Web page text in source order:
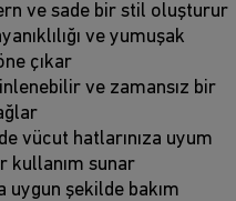
ve sade bir stil oluşturur
ve yumuşak
çıkar
ve zamansız bir
vücut hatlarınıza uyum
kullanım sunar
uygun şekilde bakım